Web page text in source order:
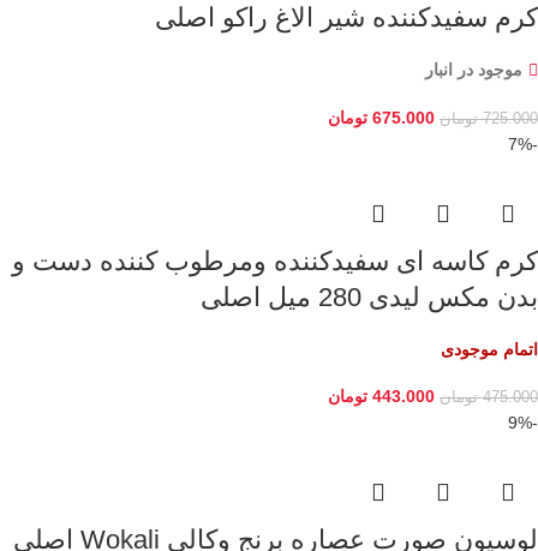
کرم سفیدکننده شیر الاغ راکو اصلی
موجود در انبار
725.000 تومان 675.000 تومان
-7%
کرم کاسه ای سفیدکننده ومرطوب کننده دست و
بدن مکس لیدی 280 میل اصلی
اتمام موجودی
475.000 تومان 443.000 تومان
-9%
لوسیون صورت عصاره برنج وکالی Wokali اصلی